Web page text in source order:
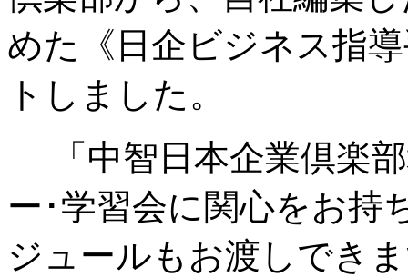
めた《日企ビジネス指
トしました。
「中智日本企業倶楽
ー･学習会に関心をお持
ジュールもお渡しでき